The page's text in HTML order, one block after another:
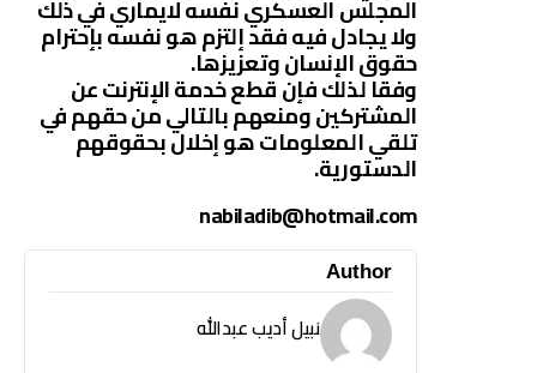
المجلس العسكري نفسه لايماري في ذلك
ولا يجادل فيه فقد إلتزم هو نفسه بإحترام
حقوق الإنسان وتعزيزها.
وفقا لذلك فإن قطع خدمة الإنترنت عن
المشتركين ومنعهم بالتالي من حقهم في
تلقي المعلومات هو إخلال بحقوقهم
الدستورية.
nabiladib@hotmail.com
Author
نبيل أديب عبدالله